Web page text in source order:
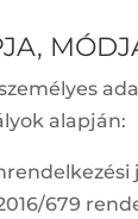
alapján:
679